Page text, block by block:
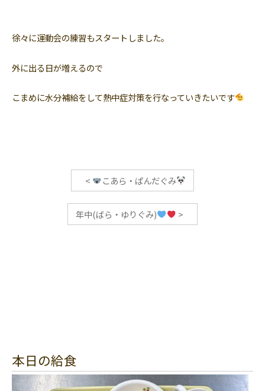
徐々に運動会の練習もスタートしました。
外に出る日が増えるので
こまめに水分補給をして熱中症対策を行なっていきたいです
< こあら・ぱんだぐみ
年中(ばら・ゆりぐみ) >
本日の給食